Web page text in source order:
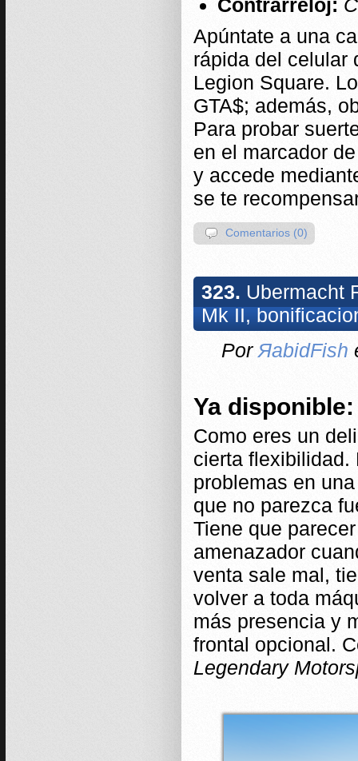
Contrarreloj:
Apúntate a una
rápida del celular
Legion Square.
GTA$; además,
Para probar
en el marcador
y accede
se te
Comentarios (0)
323. Ubermacht
Mk II,
Por ЯabidFish
Ya
Como eres un
cierta flexibilidad.
problemas en
que no parezca
Tiene que
amenazador
venta sale mal,
volver a toda
más presencia y
frontal opcional.
Legendary